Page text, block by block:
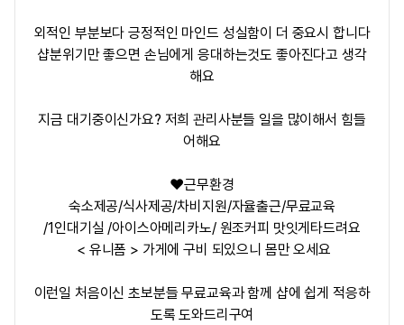
외적인 부분보다 긍정적인 마인드 성실함이 더 중요시 합니다
샵분위기만 좋으면 손님에게 응대하는것도 좋아진다고 생각
해요
지금 대기중이신가요? 저희 관리사분들 일을 많이해서 힘들
어해요
❤️근무환경
숙소제공/식사제공/차비지원/자율출근/무료교육
/1인대기실 /아이스아메리카노/ 원조커피 맛잇게타드려요
< 유니폼 > 가게에 구비 되있으니 몸만 오세요
이런일 처음이신 초보분들 무료교육과 함께 샵에 쉽게 적응하
도록 도와드리구여